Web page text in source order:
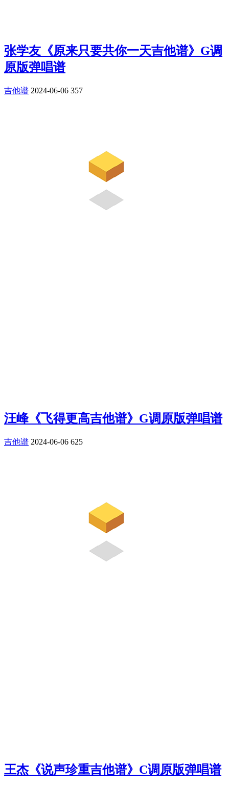
张学友《原来只要共你一天吉他谱》G调
原版弹唱谱
吉他谱 2024-06-06 357
汪峰《飞得更高吉他谱》G调原版弹唱谱
吉他谱 2024-06-06 625
王杰《说声珍重吉他谱》C调原版弹唱谱